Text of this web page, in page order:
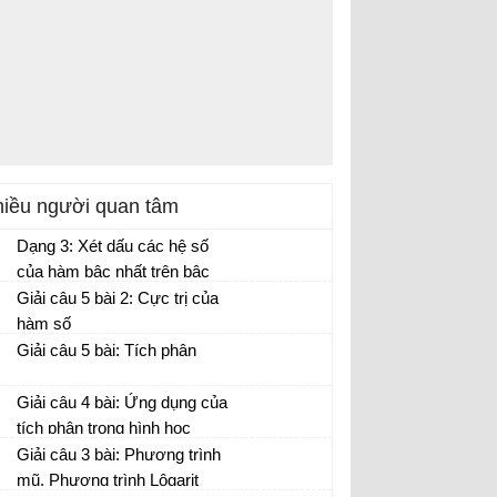
người quan tâm
Dạng 3: Xét dấu các hệ số
của hàm bậc nhất trên bậc
nhất, phân tích đồ thị hàm số.
Giải câu 5 bài 2: Cực trị của
hàm số
Giải câu 5 bài: Tích phân
Giải câu 4 bài: Ứng dụng của
tích phân trong hình học
Giải câu 3 bài: Phương trình
mũ. Phương trình Lôgarit